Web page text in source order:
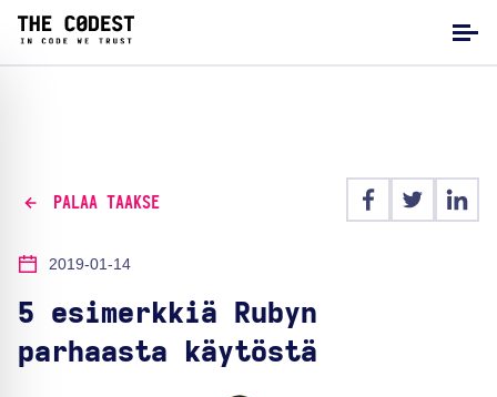
PALAA TAAKSE
2019-01-14
5 esimerkkiä Rubyn
parhaasta käytöstä